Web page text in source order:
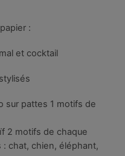
:
et cocktail
sur pattes 1 motifs de
2 motifs de chaque
: chat, chien, éléphant,